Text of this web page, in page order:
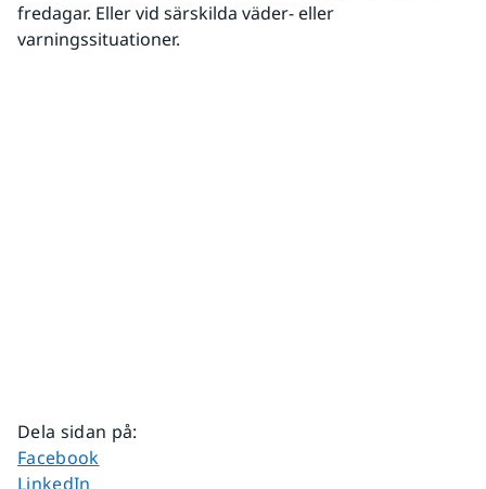
fredagar. Eller vid särskilda väder- eller
varningssituationer.
Dela sidan på:
Dela sidan på
Facebook
Dela sidan på
LinkedIn